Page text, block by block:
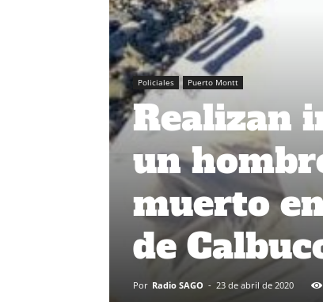
Policiales Puerto Montt
Realizan
un
muerto
de
Por Radio SAGO - 23 de abril de 2020